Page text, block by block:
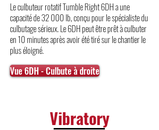
Le culbuteur rotatif Tumble Right 6DH a une
capacité de 32 000 lb, conçu pour le spécialiste du
culbutage sérieux. Le 6DH peut être prêt à culbuter
en 10 minutes après avoir été tiré sur le chantier le
plus éloigné.
Vue 6DH - Culbute à droite
Vibratory